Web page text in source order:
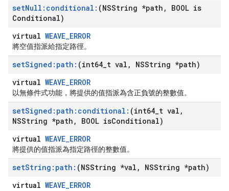
setNull:conditional: (NSString *path ,
BOOL is
Conditional)
virtual WEAVE_ERROR
將空值指派給指定路徑。
setSigned:path: (int64 t val ,
NSString *path)
virtual WEAVE_ERROR
以無條件式功能，將提供的值指派為含正負號的整數值。
setSigned:path:conditional: (int64 t val ,
NSString *path , BOOL isConditional)
virtual WEAVE_ERROR
將提供的值指派為指定路徑的整數值。
setString:path: (NSString *val ,
NSString *path)
virtual WEAVE_ERROR